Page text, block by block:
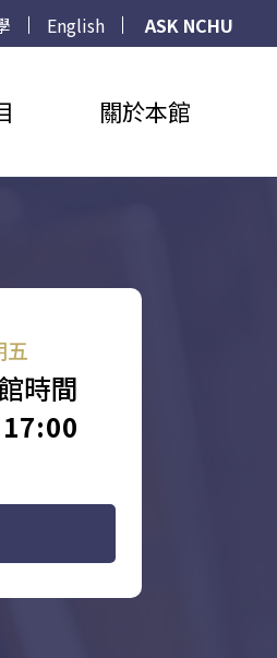
English
ASK NCHU
關於本館
五
時間